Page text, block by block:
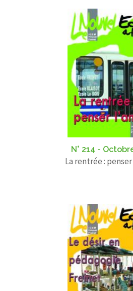
N° 214 -
La rentrée :